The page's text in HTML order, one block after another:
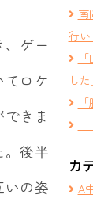
ゲー
ロケ
きま
。後半
いの姿
南
行い
した
カ
A